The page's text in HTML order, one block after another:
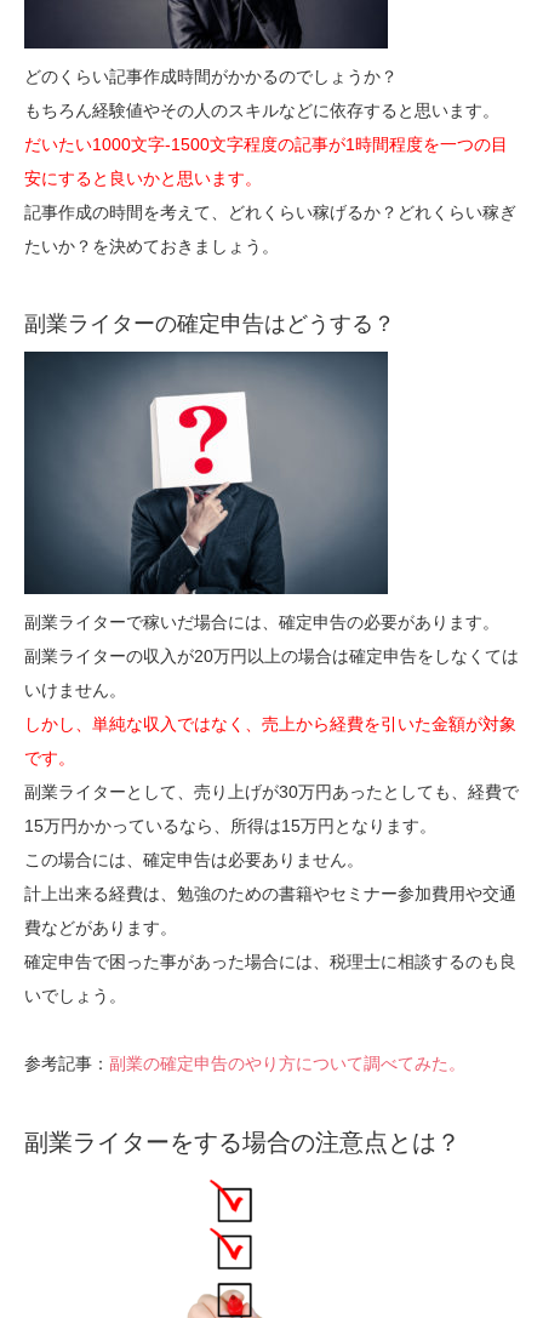
どのくらい記事作成時間がかかるのでしょうか？
もちろん経験値やその人のスキルなどに依存すると思います。
だいたい1000文字-1500文字程度の記事が1時間程度を一つの目
安にすると良いかと思います。
記事作成の時間を考えて、どれくらい稼げるか？どれくらい稼ぎ
たいか？を決めておきましょう。
副業ライターの確定申告はどうする？
副業ライターで稼いだ場合には、確定申告の必要があります。
副業ライターの収入が20万円以上の場合は確定申告をしなくては
いけません。
しかし、単純な収入ではなく、売上から経費を引いた金額が対象
です。
副業ライターとして、売り上げが30万円あったとしても、経費で
15万円かかっているなら、所得は15万円となります。
この場合には、確定申告は必要ありません。
計上出来る経費は、勉強のための書籍やセミナー参加費用や交通
費などがあります。
確定申告で困った事があった場合には、税理士に相談するのも良
いでしょう。
参考記事： 副業の確定申告のやり方について調べてみた。
副業ライターをする場合の注意点とは？